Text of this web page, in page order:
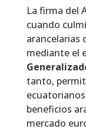
La firma del
cuando
arancelarias
mediante el
tanto,
beneficios
mercado